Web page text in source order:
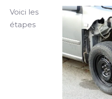
Voici les
étapes